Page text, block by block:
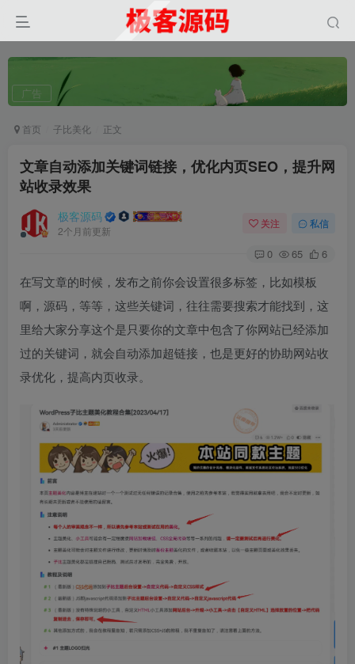
广告
首页 子比美化 正文
文章自动添加关键词链接，优化内页SEO，提升网
站收录效果
极客源码
2个月前更新
关注 私信
0 65 6
在写文章的时候，发布之前你会设置很多标签，比如模板
啊，源码，等等，这些关键词，往往需要搜索才能找到，这
里给大家分享这个是只要你的文章中包含了你网站已经添加
过的关键词，就会自动添加超链接，也是更好的协助网站收
录优化，提高内页收录。